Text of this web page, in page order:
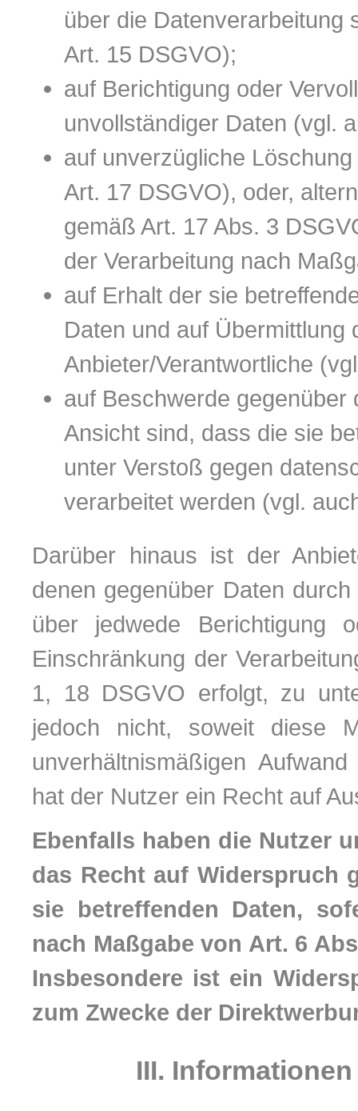
über die Datenverarbeitung
Art. 15 DSGVO);
auf Berichtigung oder
unvollständiger Daten (vgl.
auf unverzügliche
Art. 17 DSGVO), oder,
gemäß Art. 17 Abs. 3
der Verarbeitung nach
auf Erhalt der sie
Daten und auf Übermittlung
Anbieter/Verantwortliche
auf Beschwerde
Ansicht sind, dass die sie
unter Verstoß gegen
verarbeitet werden (vgl.
Darüber hinaus ist der
denen gegenüber Daten
über jedwede Berichtigung
Einschränkung der
1, 18 DSGVO erfolgt, zu
jedoch nicht, soweit diese
unverhältnismäßigen
hat der Nutzer ein Recht auf
Ebenfalls haben die Nutzer
das Recht auf Widerspruch
sie betreffenden Daten,
nach Maßgabe von Art. 6
Insbesondere ist ein
zum Zwecke der
III.